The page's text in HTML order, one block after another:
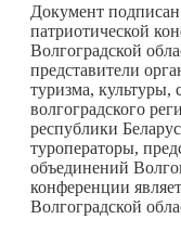
Документ
патриотической
Волгоградской
представители
туризма,
волгоградского
республики
туроператоры,
объединений
конференции
Волгоградской